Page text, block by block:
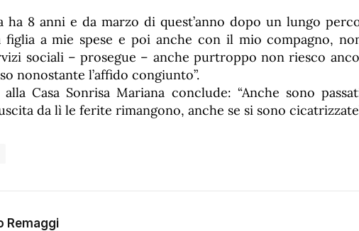
ha 8 anni e da marzo di quest’anno dopo un lungo
a mie spese e poi anche con il mio compagno,
sociali – prosegue – anche purtroppo non riesco
nonostante l’affido congiunto”.
alla Casa Sonrisa Mariana conclude: “Anche sono
da lì le ferite rimangono, anche se si sono
Remaggi